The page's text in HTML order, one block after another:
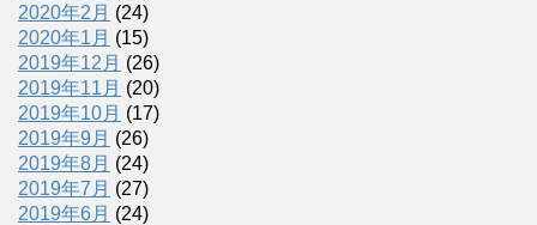
2020年2月 (24)
2020年1月 (15)
2019年12月 (26)
2019年11月 (20)
2019年10月 (17)
2019年9月 (26)
2019年8月 (24)
2019年7月 (27)
2019年6月 (24)